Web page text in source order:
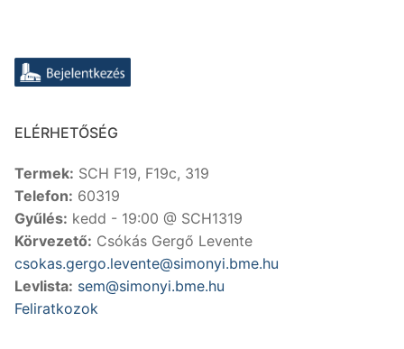
ELÉRHETŐSÉG
Termek: SCH F19, F19c, 319
Telefon: 60319
Gyűlés: kedd - 19:00 @ SCH1319
Körvezető: Csókás Gergő Levente
csokas.gergo.levente@simonyi.bme.hu
Levlista: sem@simonyi.bme.hu
Feliratkozok